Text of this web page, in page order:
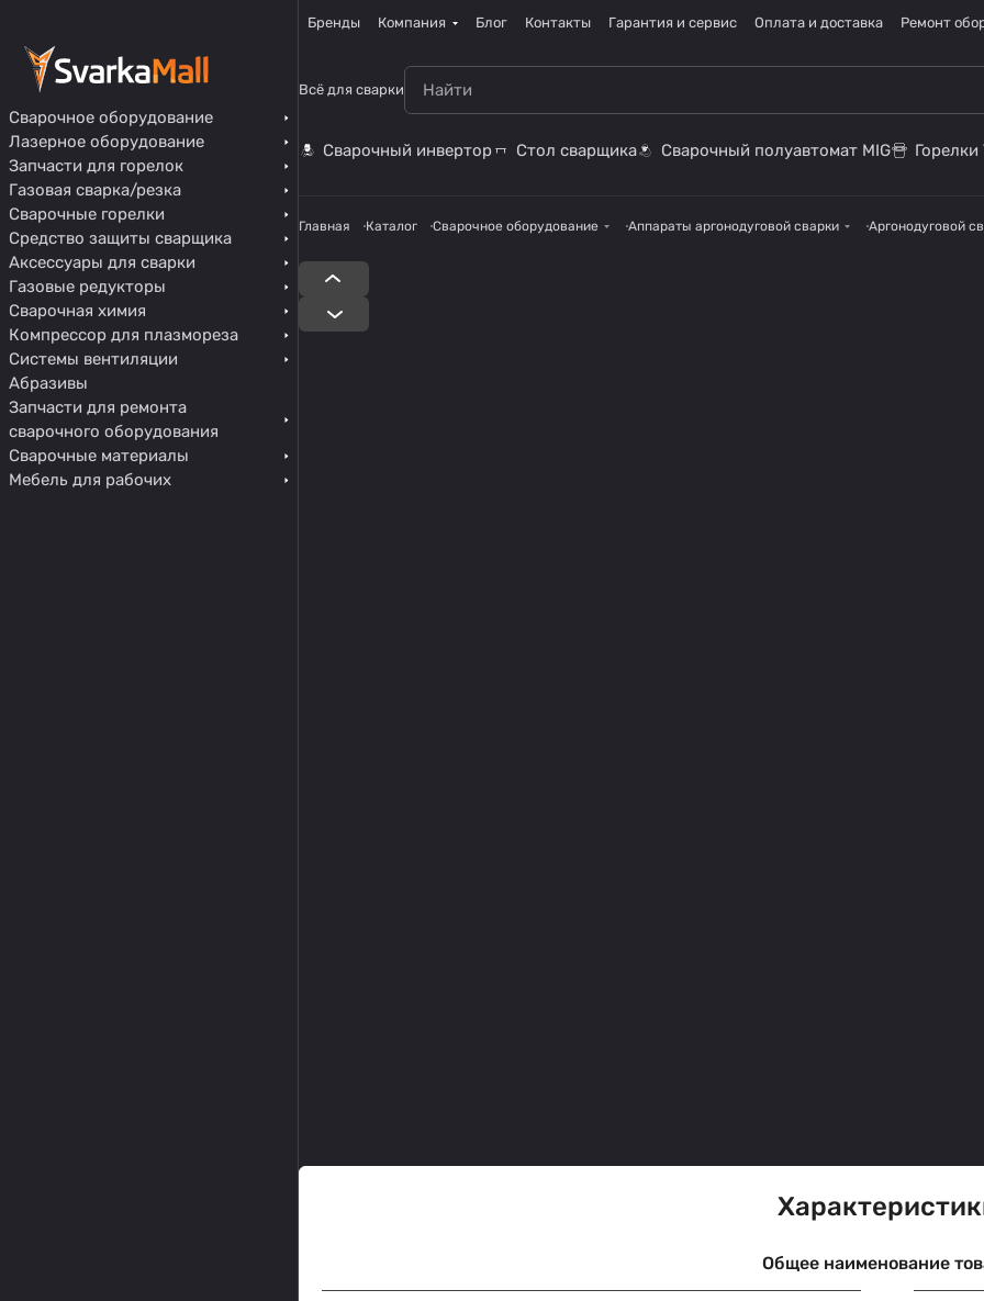
Бренды Компания Блог Контакты Гарантия и сервис Оплата и доставка Ремонт
Всё для сварки
Сварочный инвертор Стол сварщика Сварочный полуавтомат MIG Горелки
Главная Каталог Сварочное оборудование Аппараты аргонодуговой сварки Аргонодуговой
Общее наименование
Сварочное оборудование
Лазерное оборудование
Запчасти для горелок
Газовая сварка/резка
Сварочные горелки
Средство защиты сварщика
Аксессуары для сварки
Газовые редукторы
Сварочная химия
Компрессор для плазмореза
Системы вентиляции
Абразивы
Запчасти для ремонта
сварочного оборудования
Сварочные материалы
Мебель для рабочих